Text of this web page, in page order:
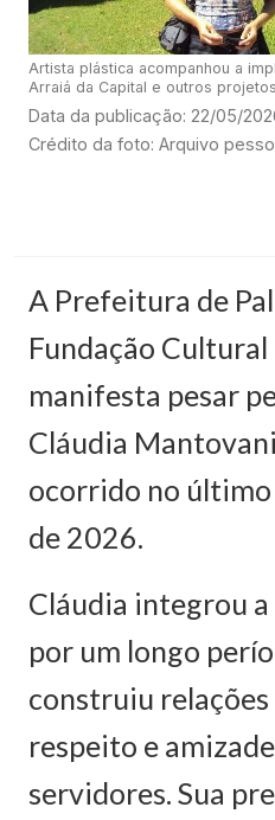
Artista plástica acompanhou a
Arraiá da Capital e outros
Data da publicação: 22/05/
Crédito da foto: Arquivo
A Prefeitura de
Fundação Cultural
manifesta pesar
Cláudia
ocorrido no
de 2026.
Cláudia integrou a
por um longo
construiu
respeito e
servidores. Sua